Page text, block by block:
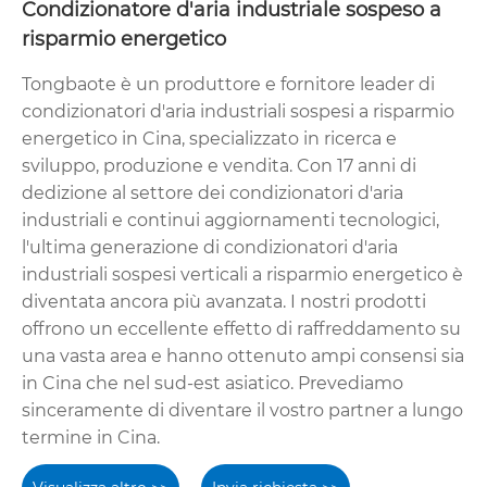
Condizionatore d'aria industriale sospeso a
risparmio energetico
Tongbaote è un produttore e fornitore leader di
condizionatori d'aria industriali sospesi a risparmio
energetico in Cina, specializzato in ricerca e
sviluppo, produzione e vendita. Con 17 anni di
dedizione al settore dei condizionatori d'aria
industriali e continui aggiornamenti tecnologici,
l'ultima generazione di condizionatori d'aria
industriali sospesi verticali a risparmio energetico è
diventata ancora più avanzata. I nostri prodotti
offrono un eccellente effetto di raffreddamento su
una vasta area e hanno ottenuto ampi consensi sia
in Cina che nel sud-est asiatico. Prevediamo
sinceramente di diventare il vostro partner a lungo
termine in Cina.